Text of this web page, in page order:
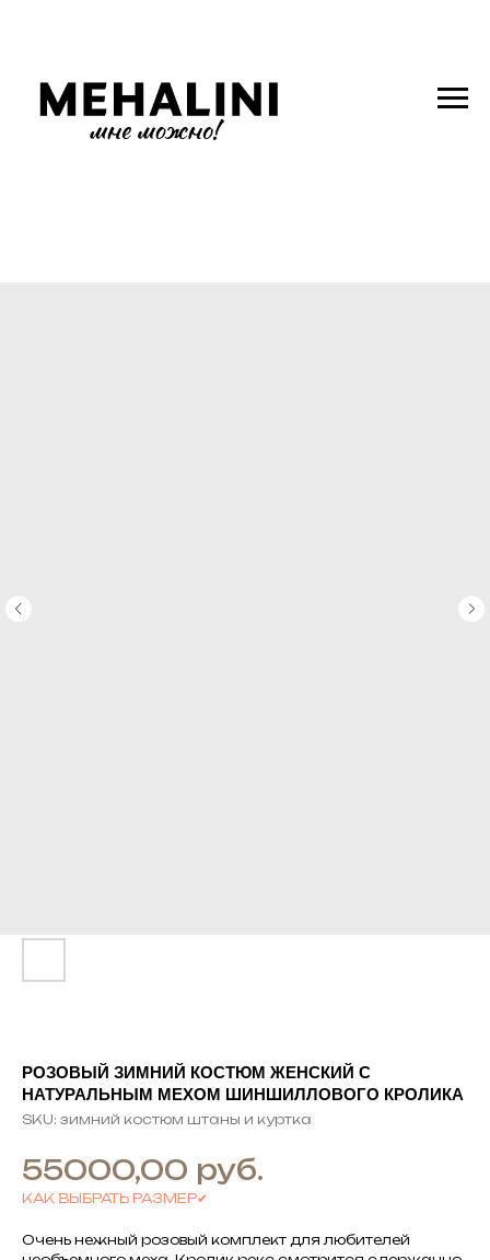
РОЗОВЫЙ ЗИМНИЙ КОСТЮМ ЖЕНСКИЙ С
НАТУРАЛЬНЫМ МЕХОМ ШИНШИЛЛОВОГО КРОЛИКА
SKU: зимний костюм штаны и куртка
55000,00 руб.
КАК ВЫБРАТЬ РАЗМЕР✔
Очень нежный розовый комплект для любителей